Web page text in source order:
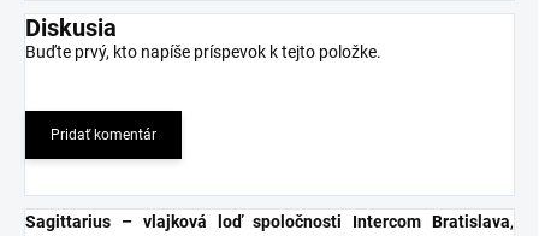
Diskusia
Buďte prvý, kto napíše príspevok k tejto položke.
Pridať komentár
Sagittarius – vlajková loď spoločnosti Intercom Bratislava,